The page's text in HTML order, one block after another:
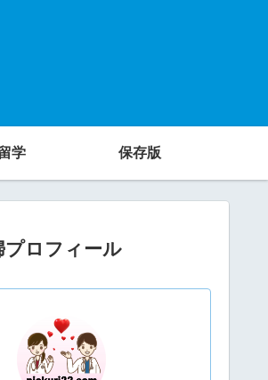
学 保存版
プロフィール